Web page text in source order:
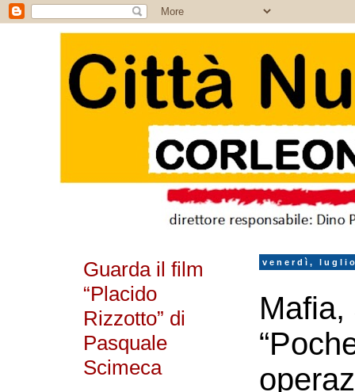
venerdì,
Guarda il film
“Placido
Rizzotto” di
Pasquale
Scimeca